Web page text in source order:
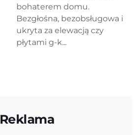
bohaterem domu.
Bezgłośna, bezobsługowa i
ukryta za elewacją czy
płytami g-k...
Reklama